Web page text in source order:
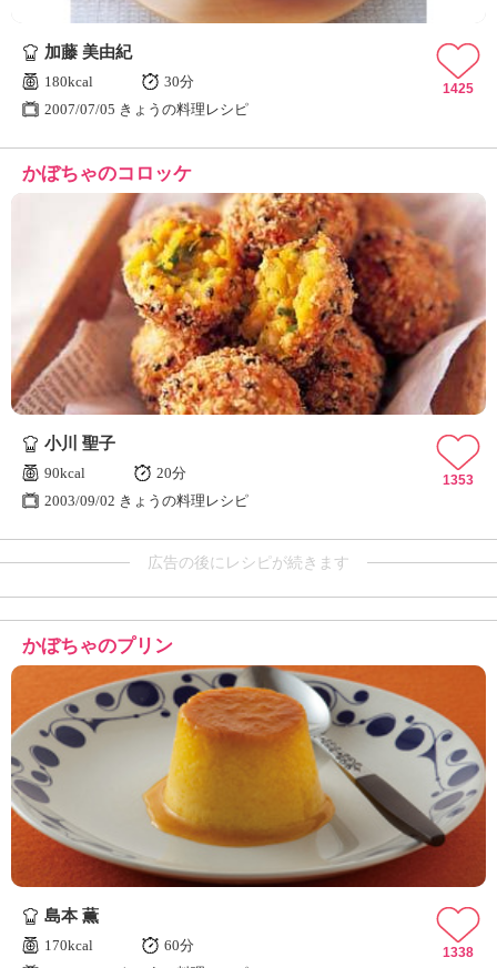
加藤 美由紀
180kcal
30分
2007/07/05 きょうの料理レシピ
1425
かぼちゃのコロッケ
小川 聖子
90kcal
20分
2003/09/02 きょうの料理レシピ
1353
広告の後にレシピが続きます
かぼちゃのプリン
島本 薫
170kcal
60分
1338